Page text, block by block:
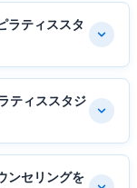
ラティススタ
ティススタジ
ンセリングを